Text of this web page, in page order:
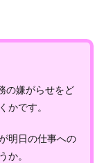
の嫌がらせをど
かです。
明日の仕事への
か。